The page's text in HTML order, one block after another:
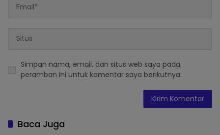
Simpan nama, email, dan situs web saya pada
peramban ini untuk komentar saya berikutnya.
Baca Juga